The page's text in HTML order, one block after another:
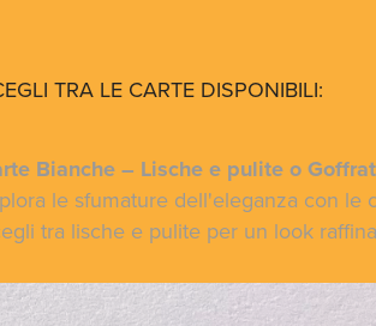
TRA LE CARTE DISPONIBILI:
Bianche – Lische e pulite o
le sfumature dell'eleganza con le
tra lische e pulite per un look